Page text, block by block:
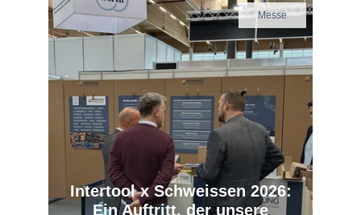
Messe
Intertool x Schweissen 2026:
Ein Auftritt, der unsere